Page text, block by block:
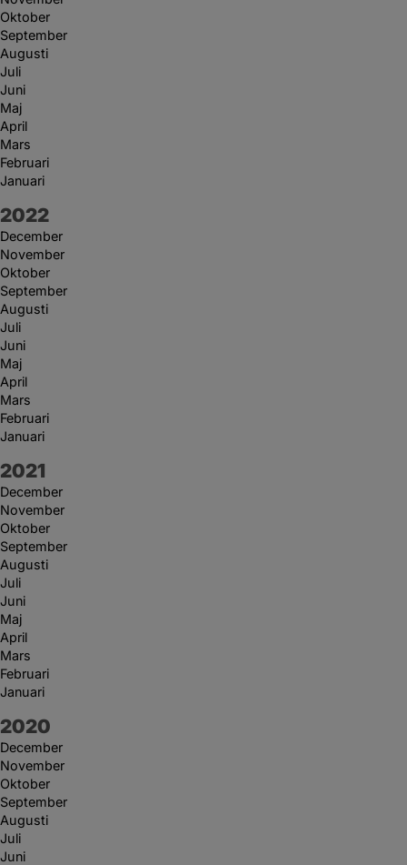
Oktober
September
Augusti
Juli
Juni
Maj
April
Mars
Februari
Januari
År:
2022
December
November
Oktober
September
Augusti
Juli
Juni
Maj
April
Mars
Februari
Januari
År:
2021
December
November
Oktober
September
Augusti
Juli
Juni
Maj
April
Mars
Februari
Januari
År:
2020
December
November
Oktober
September
Augusti
Juli
Juni